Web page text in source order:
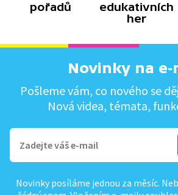
pořadů
edukativních
her
Novinky na e-
Pošleme vám, co nového se
Nová videa, témata,
Novinky posíláme jednou za měsíc.